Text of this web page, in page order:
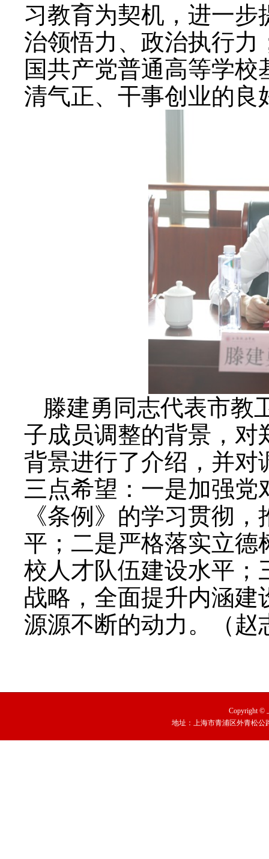
习教育为契机，进一
治领悟力、政治执行力
国共产党普通高等学
清气正、干事创业的良
滕建勇同志代表市教
子成员调整的背景，对
背景进行了介绍，并对
三点希望：一是加强
《条例》的学习贯彻
平；二是严格落实立德
校人才队伍建设水平；
战略，全面提升内涵建
源源不断的动力。（赵
Copyright ©
地址：上海市青浦区外青松公